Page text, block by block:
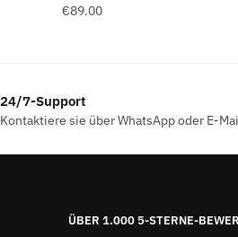
€89.00
24/7-Support
Kontaktiere sie über WhatsApp oder E-
ÜBER 1.000 5-STERNE-